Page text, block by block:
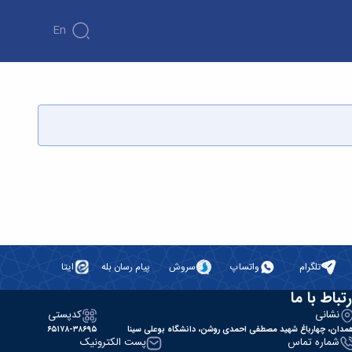
En
تلگرام واتساپ سروش پیام رسان بله ایتا
با ما
نشانی
چهارباغ شهید مصطفی احمدی روشن، دانشگاه بوعلی سینا
کدپستی
۶۵۱۷۸-۳۸۶۹۵
شماره تماس پست الکترونیک